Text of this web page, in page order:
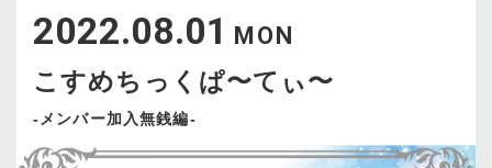
2
3 4 5
16
17 18 19 20
23
24 25
30
31
2022.08.01 MON
こすめちっくぱ〜てぃ〜
-メンバー加入無銭編-